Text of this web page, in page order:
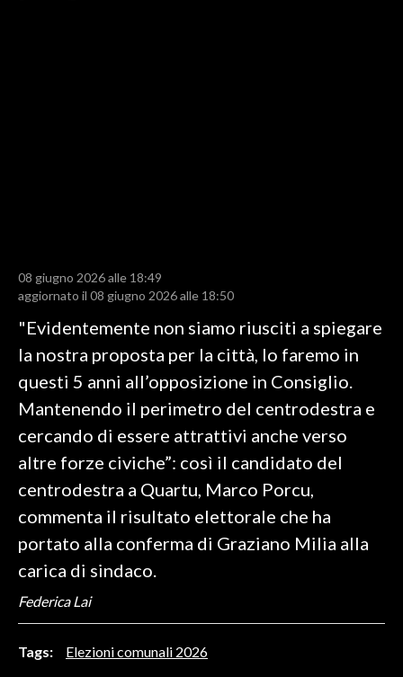
CALCIO
CALCIO REGIONALE
BASKET
VOLLEY
MOTORI
TENNIS
ALTRI SPORT
SPETTACOLI
GOSSIP
SALUTE
SARDEGNA TURISMO
08 giugno 2026 alle 18:49
aggiornato il 08 giugno 2026 alle 18:50
"Evidentemente non siamo riusciti a spiegare
la nostra proposta per la città, lo faremo in
questi 5 anni all’opposizione in Consiglio.
Mantenendo il perimetro del centrodestra e
cercando di essere attrattivi anche verso
altre forze civiche”: così il candidato del
centrodestra a Quartu, Marco Porcu,
commenta il risultato elettorale che ha
portato alla conferma di Graziano Milia alla
carica di sindaco.
Federica Lai
Tags: Elezioni comunali 2026